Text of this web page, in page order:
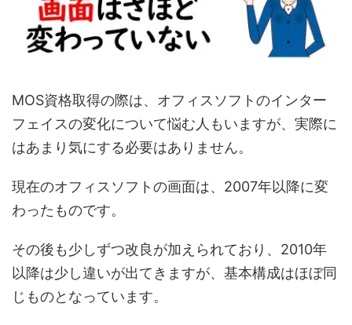
MOS資格取得の際は、オフィスソフトのインター
フェイスの変化について悩む人もいますが、実際に
はあまり気にする必要はありません。
現在のオフィスソフトの画面は、2007年以降に変
わったものです。
その後も少しずつ改良が加えられており、2010年
以降は少し違いが出てきますが、基本構成はほぼ同
じものとなっています。